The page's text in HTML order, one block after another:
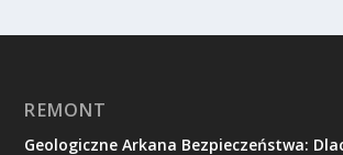
REMONT
Geologiczne Arkana Bezpieczeństwa: